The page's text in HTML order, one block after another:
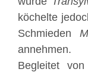
köchelte
Schmieden
annehmen.
Begleitet